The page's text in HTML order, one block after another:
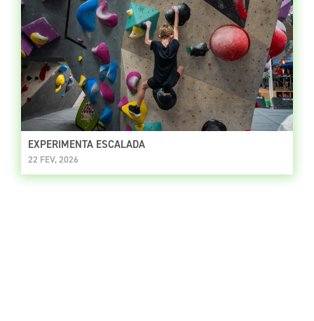
EXPERIMENTA ESCALADA
22 FEV, 2026